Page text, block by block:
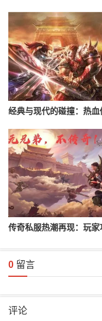
0 留言
评论